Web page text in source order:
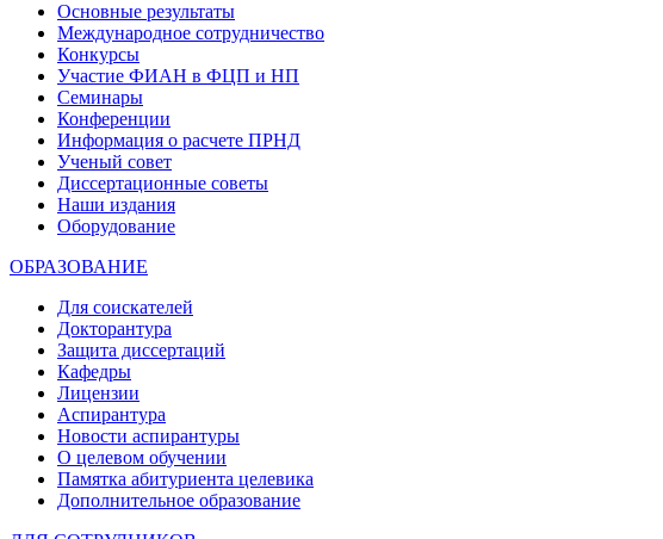
Основные результаты
Международное сотрудничество
Конкурсы
Участие ФИАН в ФЦП и НП
Семинары
Конференции
Информация о расчете ПРНД
Ученый совет
Диссертационные советы
Наши издания
Оборудование
ОБРАЗОВАНИЕ
Для соискателей
Докторантура
Защита диссертаций
Кафедры
Лицензии
Аспирантура
Новости аспирантуры
О целевом обучении
Памятка абитуриента целевика
Дополнительное образование